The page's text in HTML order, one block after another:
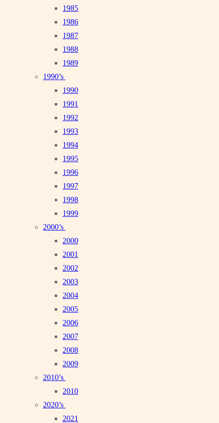
1985
1986
1987
1988
1989
1990’s
1990
1991
1992
1993
1994
1995
1996
1997
1998
1999
2000’s
2000
2001
2002
2003
2004
2005
2006
2007
2008
2009
2010’s
2010
2020’s
2021